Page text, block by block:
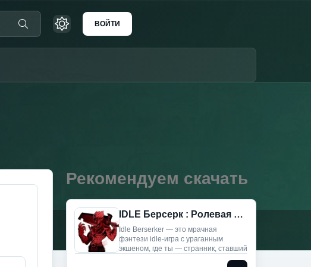
ВОЙТИ
Рекомендуем скачать
IDLE Берсерк : Ролевая игра (Мод Меню)
Idle Berserker — это мрачная
фэнтези idle-игра с ураганным
экшеном, где ты — странник, ставший